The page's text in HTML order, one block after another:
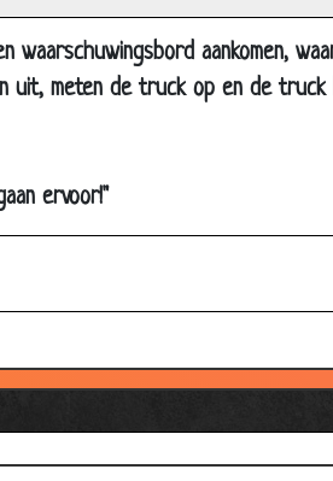
waarschuwingsbord aankomen,
uit, meten de truck op en de
ervoor!"
test